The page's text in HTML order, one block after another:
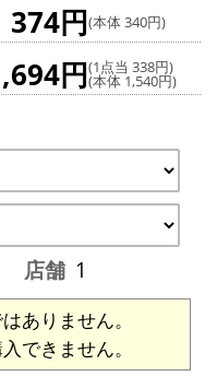
374円(本体 340円)
円(1点当 338円)
(本体 1,540円)
店舗 1
ありません。
できません。